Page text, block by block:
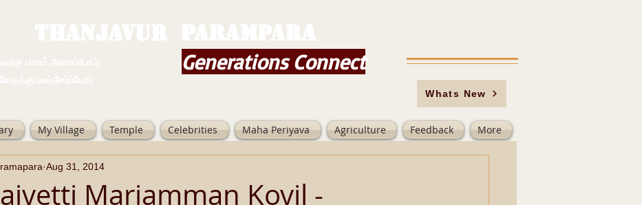
Generations Connect
Whats New
My Village Temple Celebrities Maha Periyava Agriculture Feedback More
Mariamman Kovil -
Aug 31, 2014